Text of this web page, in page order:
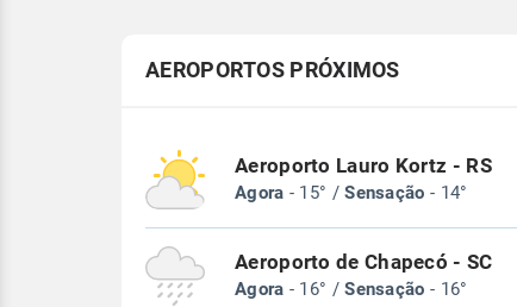
AEROPORTOS PRÓXIMOS
Aeroporto Lauro Kortz - RS
Agora - 15° /Sensação - 14°
Aeroporto de Chapecó - SC
Agora - 16° /Sensação - 16°